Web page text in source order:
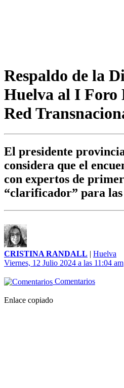
Respaldo de la
Huelva al I Foro
Red
El presidente
considera que el
con expertos de
“clarificador” para
CRISTINA RANDALL | Huelva
Viernes, 12 Julio 2024 a las 11:04 am
Comentarios
Enlace copiado